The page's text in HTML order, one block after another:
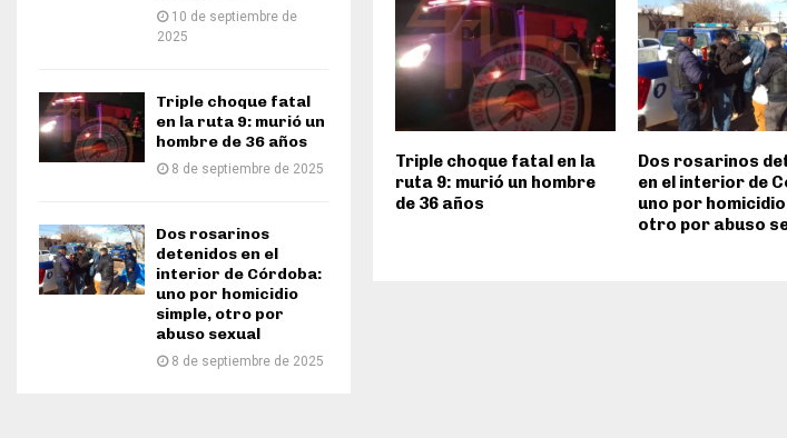
Triple choque fatal en la
ruta 9: murió un hombre
de 36 años
Dos rosarinos
en el interior de
uno por
otro por abuso
10 de septiembre de
2025
Triple choque fatal
en la ruta 9: murió un
hombre de 36 años
8 de septiembre de 2025
Dos rosarinos
detenidos en el
interior de Córdoba:
uno por homicidio
simple, otro por
abuso sexual
8 de septiembre de 2025